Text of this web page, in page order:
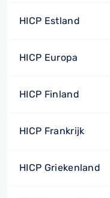
HICP Estland
HICP Europa
HICP Finland
HICP Frankrijk
HICP Griekenland